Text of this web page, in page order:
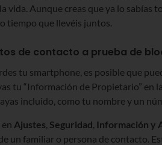
vida. Aunque creas que ya lo sabías
tiempo que llevéis juntos.
de contacto a prueba de
tu smartphone, es posible que
tu “Información de Propietario” en
incluido, como tu nombre y un
Ajustes Seguridad Información y
un familiar o persona de contacto.